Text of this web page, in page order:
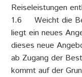
Reiseleistungen
1.6 Weicht die
liegt ein neues
dieses neue
ab Zugang der
kommt auf der